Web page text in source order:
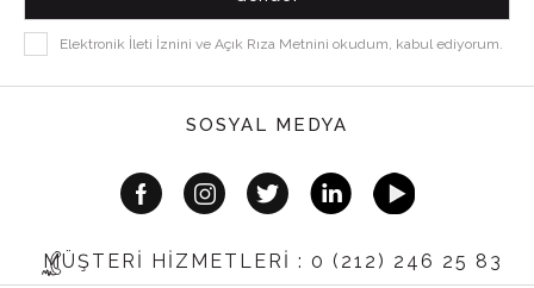
Elektronik İleti İznini ve Açık Rıza Metnini okudum, kabul ediyorum.
SOSYAL MEDYA
MÜŞTERİ HİZMETLERİ : 0 (212) 246 25 83